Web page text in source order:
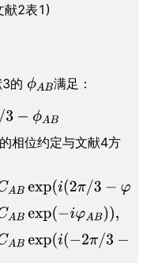
献2表1)
的 满足：
相位约定与文献4方